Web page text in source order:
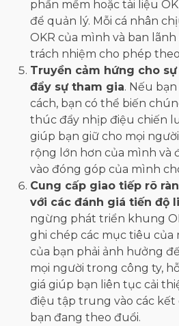
phần mềm hoặc tài liệu
để quản lý. Mỗi cá nhân
OKR của mình và ban
trách nhiệm cho phép
Truyền cảm hứng cho
đẩy sự tham gia. Nếu
cách, bạn có thể biến
thúc đẩy nhịp điệu chiến
giúp bạn giữ cho mọi
rộng lớn hơn của mình và
vào đóng góp của mình
Cung cấp giao tiếp rõ
với các đánh giá tiến độ
ngừng phát triển khung
ghi chép các mục tiêu của
của bạn phải ảnh hưởng
mọi người trong công ty,
giá giúp bạn liên tục cải
điệu tập trung vào các
bạn đang theo đuổi.